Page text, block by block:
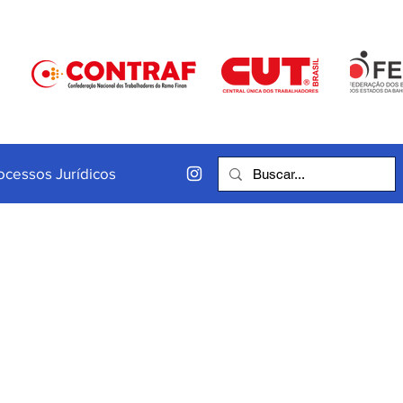
Jurídicos